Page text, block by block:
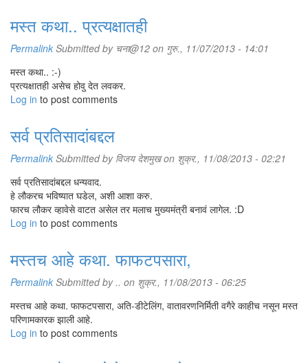
मस्त कथा.. प्रत्यक्षातही
Permalink Submitted by चना@12 on गुरु., 11/07/2013 - 14:01
मस्त कथा.. :-)
प्रत्यक्षातही असेच होवु देत लवकर.
Log in to post comments
सर्व प्रतिसादांबद्दल
Permalink Submitted by विजय देशमुखon शुक्र., 11/08/2013 - 02:21
सर्व प्रतिसादांबद्दल धन्यवाद.
हे लौकरच भविष्यात घडेल, अशी आशा करु.
फारच लौकर व्हावेसे वाटत असेल तर मलाच मुख्यमंत्री बनावं लागेल. :D
Log in to post comments
मस्तच आहे कथा. फाफटपसारा,
Permalink Submitted by.. on शुक्र., 11/08/2013 - 06:25
मस्तच आहे कथा. फाफटपसारा, अति-डीटेलिंग, वातावरणनिर्मिती वगैरे काहीच नसून मस्त
परिणामकारक झाली आहे.
Log in to post comments